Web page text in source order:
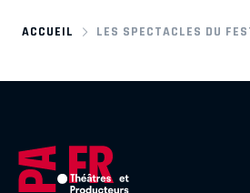
ACCUEIL LES SPECTACLES DU